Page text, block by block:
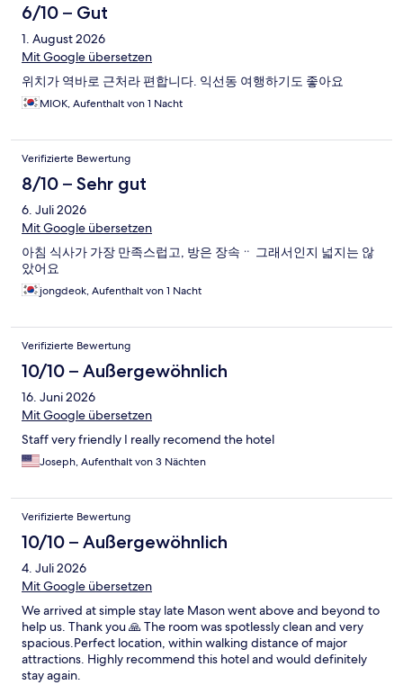
6/10 – Gut
1. August 2026
Mit Google übersetzen
위치가 역바로 근처라 편합니다. 익선동 여행하기도 좋아요
MIOK, Aufenthalt von 1 Nacht
Verifizierte Bewertung
8/10 – Sehr gut
6. Juli 2026
Mit Google übersetzen
아침 식사가 가장 만족스럽고, 방은 장속ᆢ 그래서인지 넓지는 않
았어요
jongdeok, Aufenthalt von 1 Nacht
Verifizierte Bewertung
10/10 – Außergewöhnlich
16. Juni 2026
Mit Google übersetzen
Staff very friendly I really recomend the hotel
Joseph, Aufenthalt von 3 Nächten
Verifizierte Bewertung
10/10 – Außergewöhnlich
4. Juli 2026
Mit Google übersetzen
We arrived at simple stay late Mason went above and beyond to
help us. Thank you 🙏 The room was spotlessly clean and very
spacious.Perfect location, within walking distance of major
attractions. Highly recommend this hotel and would definitely
stay again.